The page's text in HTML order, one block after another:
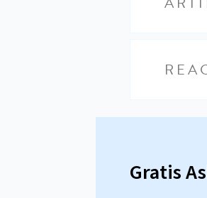
Gratis